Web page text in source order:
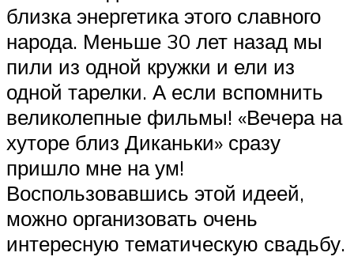
близка энергетика этого славного
народа. Меньше 30 лет назад мы
пили из одной кружки и ели из
одной тарелки. А если вспомнить
великолепные фильмы! «Вечера на
хуторе близ Диканьки» сразу
пришло мне на ум!
Воспользовавшись этой идеей,
можно организовать очень
интересную тематическую свадьбу.